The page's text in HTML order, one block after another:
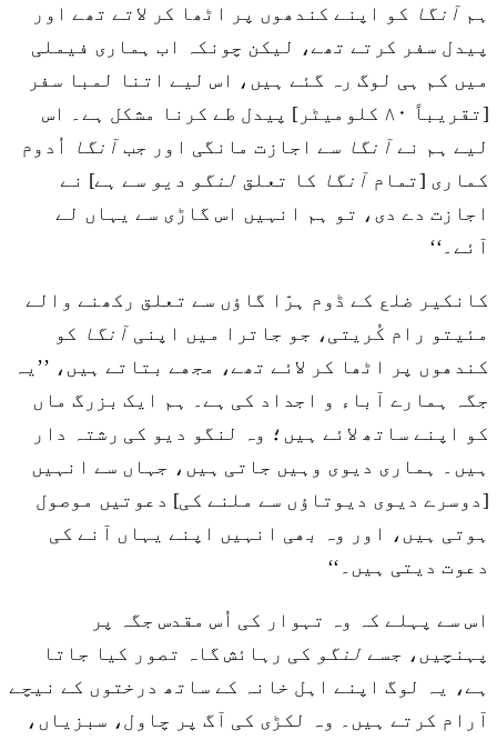
ہمآنگا کو اپنے کندھوں پر اٹھا کر لاتے تھے اور
پیدل سفر کرتے تھے، لیکن چونکہ اب ہماری فیملی
میں کم ہی لوگ رہ گئے ہیں، اس لیے اتنا لمبا سفر
[تقریباً ۸۰ کلومیٹر] پیدل طے کرنا مشکل ہے۔ اس
لیے ہم نےآنگا سے اجازت مانگی اور جبآنگا
اُدوم
کماری [تمامآنگا کا تعلق لنگو دیو سے ہے] نے
اجازت دے دی، تو ہم انہیں اس گاڑی سے یہاں لے
آئے۔‘‘
کانکیر ضلع کے ڈوم ہرّا گاؤں سے تعلق رکھنے والے
مئیتو رام کُریتی، جو جاترا میں اپنیآنگا کو
کندھوں پر اٹھا کر لائے تھے، مجھے بتاتے ہیں، ’’یہ
جگہ ہمارے آباء و اجداد کی ہے۔ ہم ایک بزرگ ماں
کو اپنے ساتھ لائے ہیں؛ وہ لنگو دیو کی رشتہ دار
ہیں۔ ہماری دیوی وہیں جاتی ہیں، جہاں سے انہیں
[دوسرے دیوی دیوتاؤں سے ملنے کی] دعوتیں موصول
ہوتی ہیں، اور وہ بھی انہیں اپنے یہاں آنے کی
دعوت دیتی ہیں۔‘‘
اس سے پہلے کہ وہ تہوار کی اُس مقدس جگہ پر
پہنچیں، جسے لنگو کی رہائش گاہ تصور کیا جاتا
ہے، یہ لوگ اپنے اہل خانہ کے ساتھ درختوں کے نیچے
آرام کرتے ہیں۔ وہ لکڑی کی آگ پر چاول، سبزیاں،